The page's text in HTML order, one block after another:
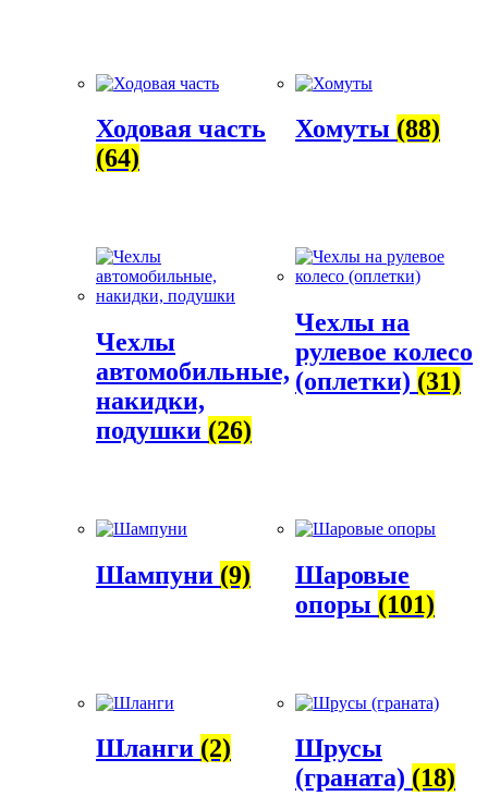
Ходовая часть
(64)
Хомуты (88)
Чехлы
автомобильные,
накидки,
подушки (26)
Чехлы на
рулевое колесо
(оплетки) (31)
Шампуни (9)
Шаровые
опоры (101)
Шланги (2)
Шрусы
(граната) (18)